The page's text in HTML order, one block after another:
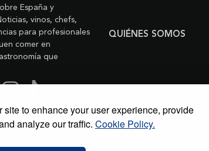
site to enhance your user experience, provide
analyze our traffic. Cookie Policy.
España y
vinos, chefs,
para profesionales
comer en
que
Excelencias Gourmet.
reservados.
Excelencias
QUIÉNES SOMOS
Buscar